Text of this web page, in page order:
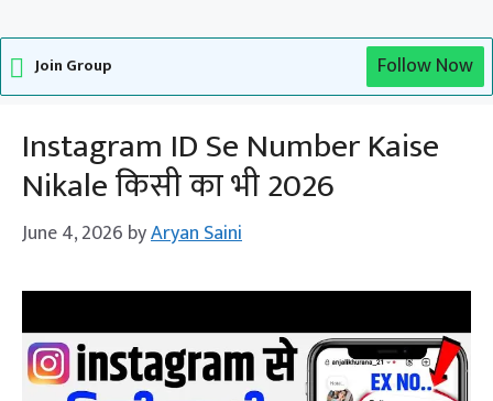
Join Group Follow Now
Instagram ID Se Number Kaise
Nikale किसी का भी 2026
June 4, 2026 byAryan Saini